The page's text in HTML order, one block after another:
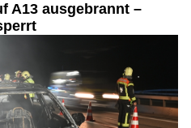
A13 ausgebrannt –